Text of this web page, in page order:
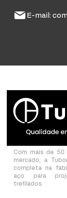
E-mail:
Com mais de 50
mercado, a
completa na
aço para
trefilados.